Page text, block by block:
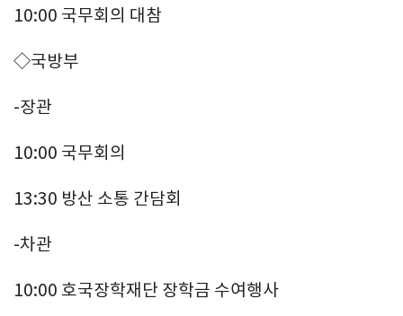
10:00 국무회의 대참
◇국방부
-장관
10:00 국무회의
13:30 방산 소통 간담회
-차관
10:00 호국장학재단 장학금 수여행사